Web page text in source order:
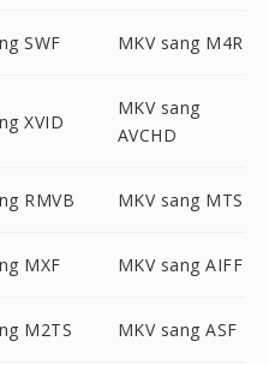
SWF MKV sang M4R
XVID
MKV sang
AVCHD
RMVB MKV sang MTS
MXF MKV sang AIFF
M2TS MKV sang ASF